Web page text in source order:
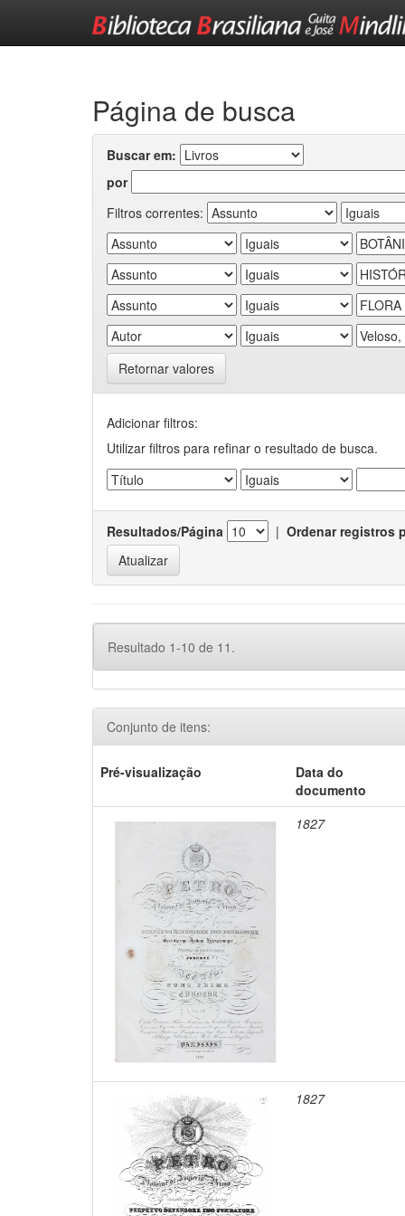
Página de busca
Buscar em:
por
Filtros correntes:
Retornar valores
Adicionar filtros:
Utilizar filtros para refinar o resultado de busca.
Resultados/Página | Ordenar registros
Resultado 1-10 de 11.
Conjunto de itens:
Pré-visualização
Data do
documento
1827
1827